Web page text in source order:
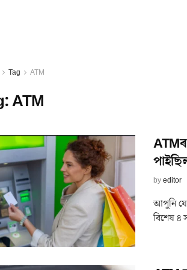
Tag ATM
ATM
ATMৰ
byeditor
আপুনি
বিশেষ ৪